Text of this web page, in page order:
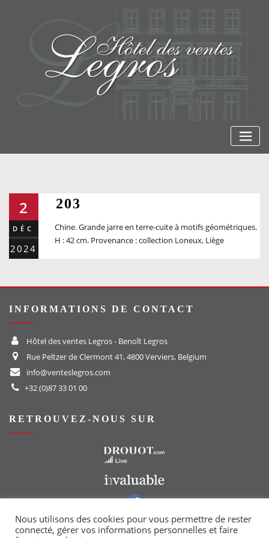
2
DÉC
2024
203
Chine. Grande jarre en terre-cuite à motifs géométriques.
H : 42 cm. Provenance : collection Loneux, Liège
INFORMATIONS DE CONTACT
Hôtel des ventes Legros - Benoît Legros
Rue Peltzer de Clermont 41, 4800 Verviers, Belgium
info@venteslegros.com
+32 (0)87 33 01 00
RETROUVEZ-NOUS SUR
Vers notre groupe Facebook
Nous utilisons des cookies pour vous permettre de rester
connecté, gérer vos informations personnelles et faire